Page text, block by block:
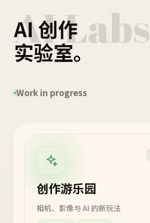
AI Labs
AI 创作
实验室。
Work in progress
创作游乐园
相机、影像与 AI 的新玩法